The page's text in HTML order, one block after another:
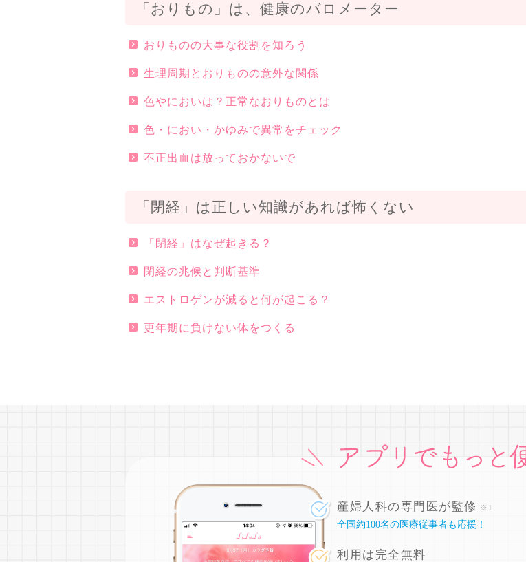
「おりもの」は、健康のバロメーター
おりものの大事な役割を知ろう
生理周期とおりものの意外な関係
色やにおいは？正常なおりものとは
色・におい・かゆみで異常をチェック
不正出血は放っておかないで
「閉経」は正しい知識があれば怖くない
「閉経」はなぜ起きる？
閉経の兆候と判断基準
エストロゲンが減ると何が起こる？
更年期に負けない体をつくる
産婦人科の専門医が監修 ※1
全国約100名の医療従事者も応援！
利用は完全無料